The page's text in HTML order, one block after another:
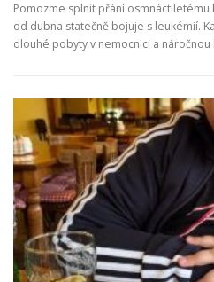
Pomozme splnit přání osmnáctiletému
od dubna statečně bojuje s leukémií.
dlouhé pobyty v nemocnici a náročnou